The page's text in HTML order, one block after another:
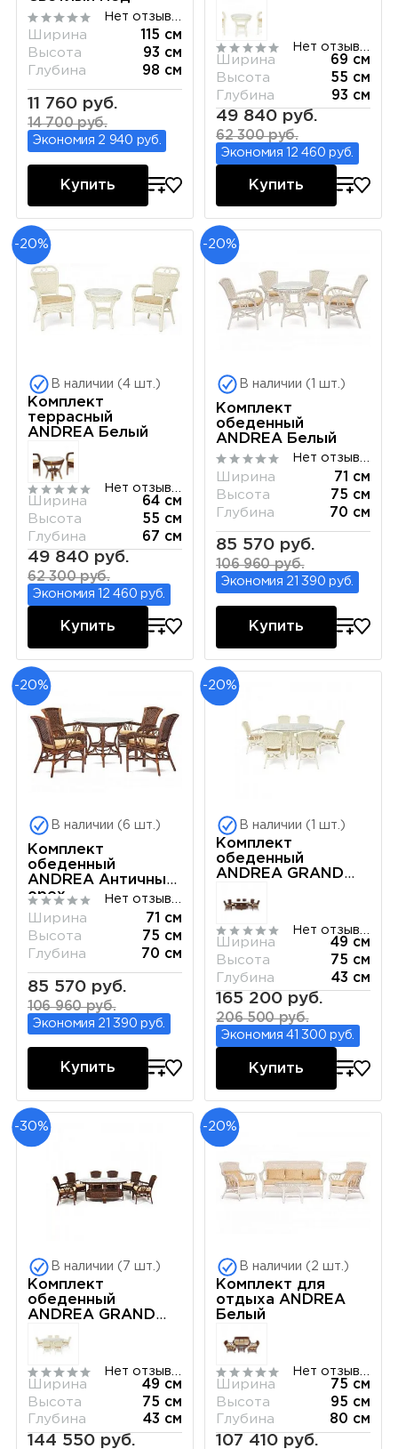
Ширина
115 см
Высота
93 см
Глубина
98 см
11 760 руб.
14 700 руб.
Экономия 2 940 руб.
Купить
Ширина
69 см
Высота
55 см
Глубина
93 см
49 840 руб.
62 300 руб.
Экономия 12 460 руб.
Купить
-20%
В наличии (4 шт.)
Комплект
террасный
ANDREA Белый
Ширина
64 см
Высота
55 см
Глубина
67 см
49 840 руб.
62 300 руб.
Экономия 12 460 руб.
Купить
-20%
В наличии (1 шт.)
Комплект
обеденный
ANDREA Белый
Ширина
71 см
Высота
75 см
Глубина
70 см
85 570 руб.
106 960 руб.
Экономия 21 390 руб.
Купить
-20%
В наличии (6 шт.)
Комплект
обеденный
ANDREA Античный
орех
Нет отзывов
Ширина
71 см
Высота
75 см
Глубина
70 см
85 570 руб.
106 960 руб.
Экономия 21 390 руб.
Купить
-20%
В наличии (1 шт.)
Комплект
обеденный
ANDREA GRAND
Ширина
49 см
Высота
75 см
Глубина
43 см
165 200 руб.
206 500 руб.
Экономия 41 300 руб.
Купить
-30%
В наличии (7 шт.)
Комплект
обеденный
ANDREA GRAND
Ширина
49 см
Высота
75 см
Глубина
43 см
144 550 руб.
-20%
В наличии (2 шт.)
Комплект для
отдыха ANDREA
Белый
Ширина
75 см
Высота
95 см
Глубина
80 см
107 410 руб.